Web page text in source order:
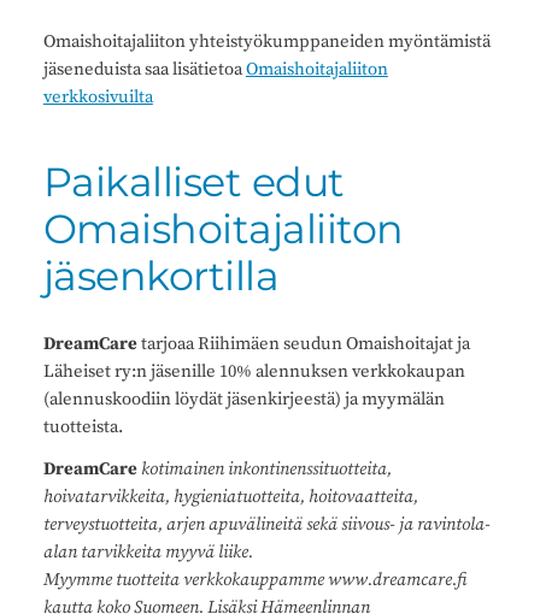
Omaishoitajaliiton yhteistyökumppaneiden myöntämistä
jäseneduista saa lisätietoaOmaishoitajaliiton
verkkosivuilta
Paikalliset edut
Omaishoitajaliiton
jäsenkortilla
DreamCaretarjoaa Riihimäen seudun Omaishoitajat ja
Läheiset ry:n jäsenille 10% alennuksen verkkokaupan
(alennuskoodiin löydät jäsenkirjeestä) ja myymälän
tuotteista.
DreamCare kotimainen inkontinenssituotteita,
hoivatarvikkeita, hygieniatuotteita, hoitovaatteita,
terveystuotteita, arjen apuvälineitä sekä siivous- ja ravintola-
alan tarvikkeita myyvä liike.
Myymme tuotteita verkkokauppamme www.dreamcare.fi
kautta koko Suomeen. Lisäksi Hämeenlinnan